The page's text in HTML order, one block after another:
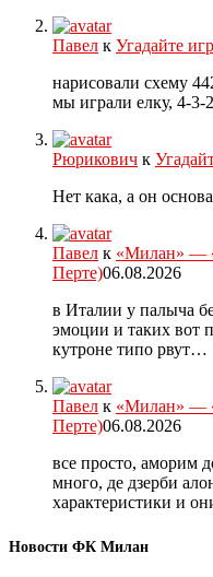
Павел к Угадайте
нарисовали схему
мы играли елку, 4-3-
Рюрикович к
Нет кака, а он
Павел к «Милан» —
Перте)06.08.2026
в Италии у палыча
эмоции и таких вот
кутроне типо рвут…
Павел к «Милан» —
Перте)06.08.2026
все просто, аморим
много, де дзерби
характеристики и
Новости ФК Милан